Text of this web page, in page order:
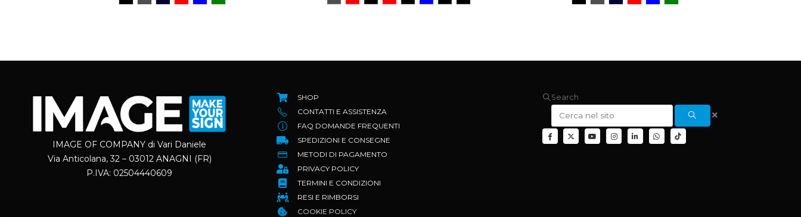
IMAGE OF COMPANY di Vari Daniele
Via Anticolana, 32 – 03012 ANAGNI (FR)
P.IVA: 02504440609
SHOP
CONTATTI E ASSISTENZA
FAQ DOMANDE FREQUENTI
SPEDIZIONI E CONSEGNE
METODI DI PAGAMENTO
PRIVACY POLICY
TERMINI E CONDIZIONI
RESI E RIMBORSI
COOKIE POLICY
Search